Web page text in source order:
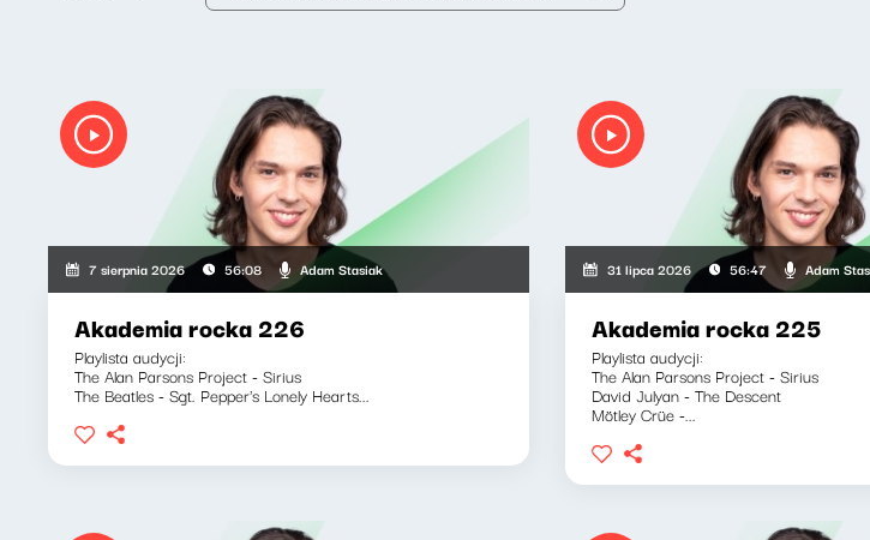
7 sierpnia 2026 56:08 Adam Stasiak
Akademia rocka 226
Playlista audycji:
The Alan Parsons Project - Sirius
The Beatles - Sgt. Pepper's Lonely Hearts...
31 lipca 2026 56:47 Adam
Akademia rocka 225
Playlista audycji:
The Alan Parsons Project - Sirius
David Julyan - The Descent
Mötley Crüe -...